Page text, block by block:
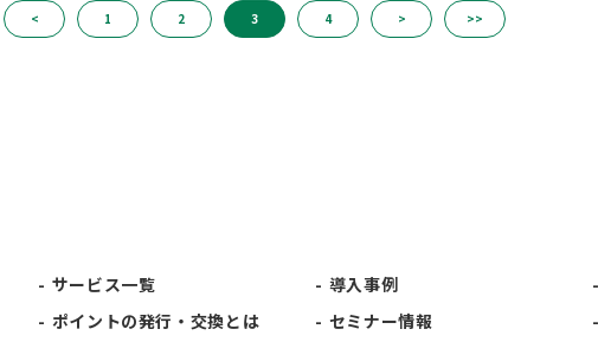
< 1 2 3 4 > >>
サービス一覧
ポイントの発行・交換とは
導入事例
セミナー情報